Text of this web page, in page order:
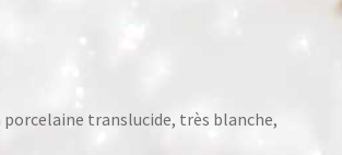
porcelaine translucide, très blanche,